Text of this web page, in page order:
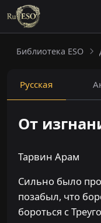
Библиотека ESO
Русская
От
Тарвин Арам
Сильно было
позабыл, что
бороться с